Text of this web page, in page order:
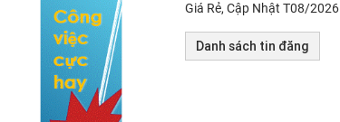
Giá Rẻ, Cập Nhật T08/2026
Danh sách tin đăng